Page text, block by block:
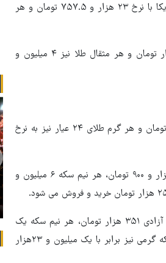
، بر اساس اعلام صرافی ملی ، در ۲۲ اسفند هر دلار آمریکا با نرخ ۲۳ هزار و ۷۵۷.۵ تومان و هر
همچنین در بازار فلزات گرانبها، هر سکه امامی به قیمت ۱۰ میلیون و ۵۳۸ هزار تومان و هر مثقال طلا نیز ۴ میلیون و
در بازار همچنین هر گرم طلای ۱۸ عیار به قیمت یک میلیون و ۲۸ هزار و ۷۰۰ تومان و هر گرم طلای ۲۴ عیار نیز به نرخ
در جریان معاملات نقدی بازار هر سکه بهار آزادی به قیمت ۱۰ میلیون و ۲۹۸ هزار و ۹۰۰ تومان، هر نیم سکه ۶ میلیون و
در نیمه روز ۲۲ اسفندماه، حباب هر سکه امامی ۵۶۸ هزار تومان، هر سکه بهار آزادی ۳۵۱ هزار تومان، هر نیم سکه یک
میلیون و ۲۲۵ هزار تومان، هر ربع سکه یک میلیون و ۵۱۰ هزار تومان و هر سکه گرمی نیز برابر با یک میلیون و ۲۳هزار
ترامپ نماد فساد، اقتدارگرایی و
جنگ‌طلبی است!